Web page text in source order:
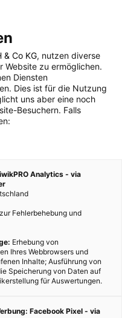
& Co KG, nutzen diverse
Website zu ermöglichen.
Diensten
Dies ist für die Nutzung
uns aber eine noch
Besuchern. Falls
Analytics - via
Fehlerbehebung und
Erhebung von
Ihres Webbrowsers und
Inhalte; Ausführung von
Speicherung von Daten auf
für Auswertungen.
Facebook Pixel - via